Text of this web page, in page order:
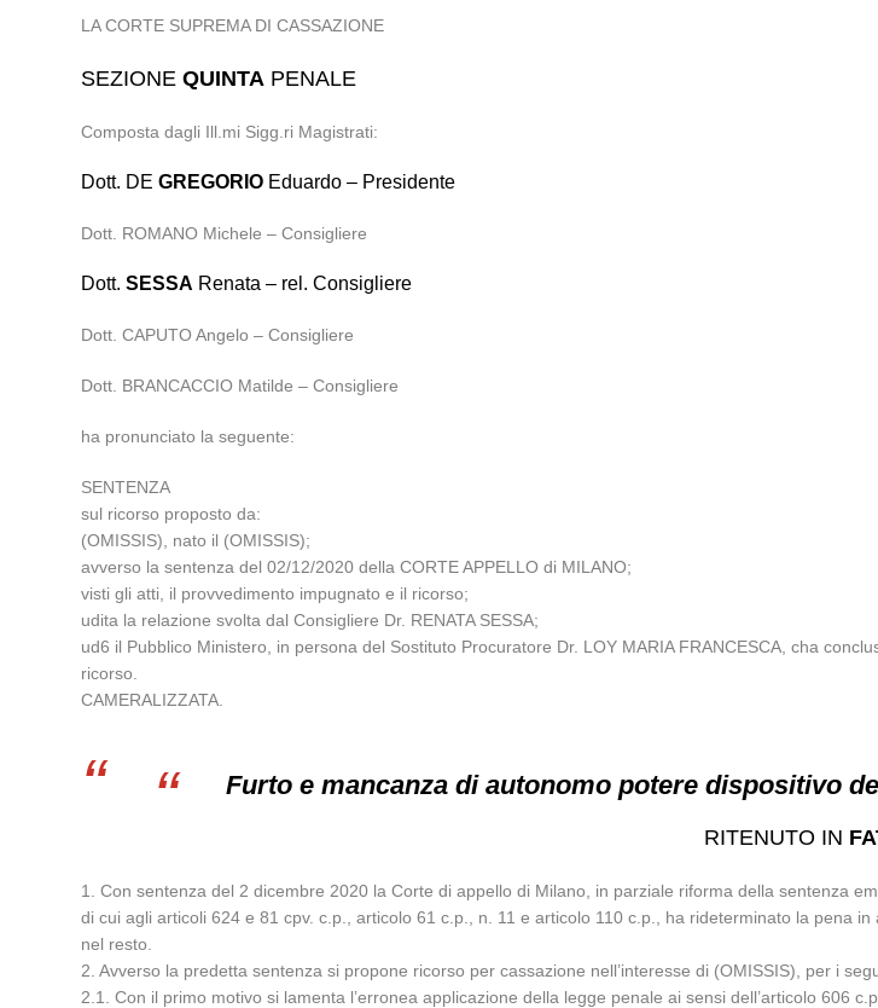
LA CORTE SUPREMA DI CASSAZIONE
SEZIONEQUINTA PENALE
Composta dagli Ill.mi Sigg.ri Magistrati:
Dott. DEGREGORIO Eduardo – Presidente
Dott. ROMANO Michele – Consigliere
Dott.SESSA Renata – rel. Consigliere
Dott. CAPUTO Angelo – Consigliere
Dott. BRANCACCIO Matilde – Consigliere
ha pronunciato la seguente:
SENTENZA
sul ricorso proposto da:
(OMISSIS), nato il (OMISSIS);
avverso la sentenza del 02/12/2020 della CORTE APPELLO di MILANO;
visti gli atti, il provvedimento impugnato e il ricorso;
udita la relazione svolta dal Consigliere Dr. RENATA SESSA;
ud6 il Pubblico Ministero, in persona del Sostituto Procuratore Dr. LOY MARIA FRANCESCA, cha
ricorso.
CAMERALIZZATA.
Furto e mancanza di autonomo potere dispositivo
RITENUTO IN
1. Con sentenza del 2 dicembre 2020 la Corte di appello di Milano, in parziale riforma della sentenza
di cui agli articoli 624 e 81 cpv. c.p., articolo 61 c.p., n. 11 e articolo 110 c.p., ha rideterminato la pena
nel resto.
2. Avverso la predetta sentenza si propone ricorso per cassazione nell’interesse di (OMISSIS), per i
2.1. Con il primo motivo si lamenta l’erronea applicazione della legge penale ai sensi dell’articolo 606